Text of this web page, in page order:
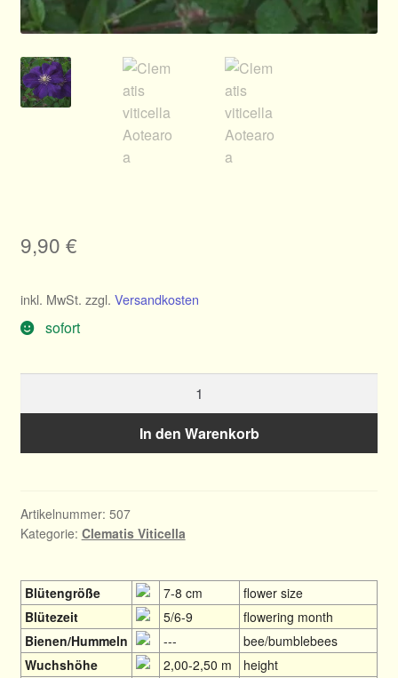
9,90 €
inkl. MwSt. zzgl. Versandkosten
sofort
Menge
In den Warenkorb
Artikelnummer: 507
Kategorie: Clematis Viticella
Blütengröße 7-8 cm
flower size
Blütezeit
5/6-9
flowering month
Bienen/Hummeln
---
bee/bumblebees
Wuchshöhe
2,00-2,50 m
height